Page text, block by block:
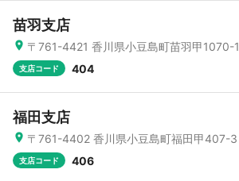
苗羽支店
〒761-4421 香川県小豆島町苗羽甲1070-1
支店コード 404
福田支店
〒761-4402 香川県小豆島町福田甲407-3
支店コード 406